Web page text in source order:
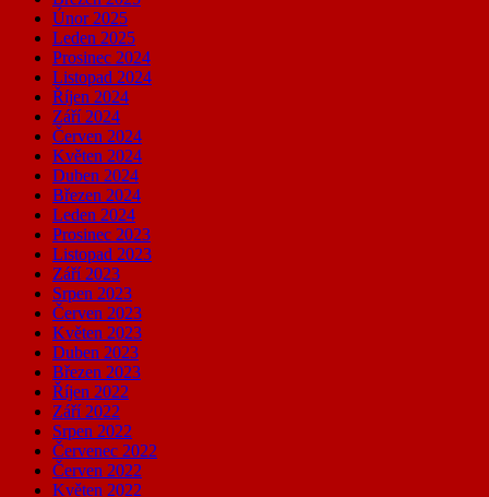
Únor 2025
Leden 2025
Prosinec 2024
Listopad 2024
Říjen 2024
Září 2024
Červen 2024
Květen 2024
Duben 2024
Březen 2024
Leden 2024
Prosinec 2023
Listopad 2023
Září 2023
Srpen 2023
Červen 2023
Květen 2023
Duben 2023
Březen 2023
Říjen 2022
Září 2022
Srpen 2022
Červenec 2022
Červen 2022
Květen 2022